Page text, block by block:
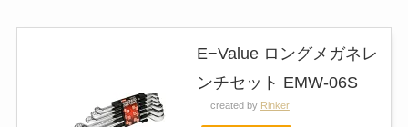
E−Value ロングメガネレ
ンチセット EMW-06S
created by Rinker